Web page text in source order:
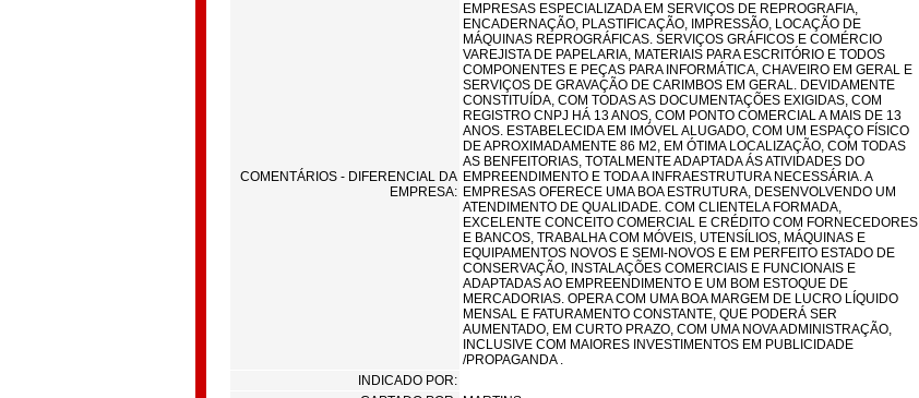
COMENTÁRIOS - DIFERENCIAL DA
EMPRESA:
EMPRESAS ESPECIALIZADA EM SERVIÇOS DE REPROGRAFIA,
ENCADERNAÇÃO, PLASTIFICAÇÃO, IMPRESSÃO, LOCAÇÃO DE
MÁQUINAS REPROGRÁFICAS. SERVIÇOS GRÁFICOS E COMÉRCIO
VAREJISTA DE PAPELARIA, MATERIAIS PARA ESCRITÓRIO E TODOS
COMPONENTES E PEÇAS PARA INFORMÁTICA, CHAVEIRO EM GERAL E
SERVIÇOS DE GRAVAÇÃO DE CARIMBOS EM GERAL. DEVIDAMENTE
CONSTITUÍDA, COM TODAS AS DOCUMENTAÇÕES EXIGIDAS, COM
REGISTRO CNPJ HÁ 13 ANOS, COM PONTO COMERCIAL A MAIS DE 13
ANOS. ESTABELECIDA EM IMÓVEL ALUGADO, COM UM ESPAÇO FÍSICO
DE APROXIMADAMENTE 86 M2, EM ÓTIMA LOCALIZAÇÃO, COM TODAS
AS BENFEITORIAS, TOTALMENTE ADAPTADA ÁS ATIVIDADES DO
EMPREENDIMENTO E TODA A INFRAESTRUTURA NECESSÁRIA. A
EMPRESAS OFERECE UMA BOA ESTRUTURA, DESENVOLVENDO UM
ATENDIMENTO DE QUALIDADE. COM CLIENTELA FORMADA,
EXCELENTE CONCEITO COMERCIAL E CRÉDITO COM FORNECEDORES
E BANCOS, TRABALHA COM MÓVEIS, UTENSÍLIOS, MÁQUINAS E
EQUIPAMENTOS NOVOS E SEMI-NOVOS E EM PERFEITO ESTADO DE
CONSERVAÇÃO, INSTALAÇÕES COMERCIAIS E FUNCIONAIS E
ADAPTADAS AO EMPREENDIMENTO E UM BOM ESTOQUE DE
MERCADORIAS. OPERA COM UMA BOA MARGEM DE LUCRO LÍQUIDO
MENSAL E FATURAMENTO CONSTANTE, QUE PODERÁ SER
AUMENTADO, EM CURTO PRAZO, COM UMA NOVA ADMINISTRAÇÃO,
INCLUSIVE COM MAIORES INVESTIMENTOS EM PUBLICIDADE
/PROPAGANDA .
INDICADO POR: